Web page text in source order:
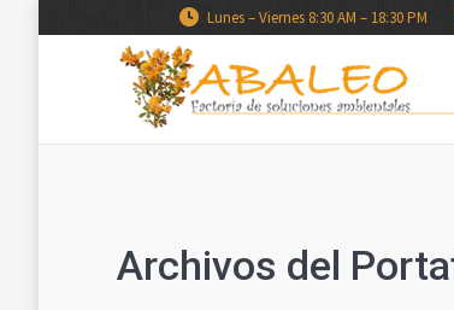
Lunes – Viernes 8:30 AM – 18:30 PM
Archivos del